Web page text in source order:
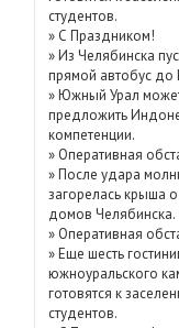
студентов.
» С Праздником!
»Из Челябинска
прямой автобус
»Южный Урал
предложить
компетенции.
» Оперативная
»После удара
загорелась крыша
домов Челябинска.
» Оперативная
»Еще шесть
южноуральского
готовятся к
студентов.